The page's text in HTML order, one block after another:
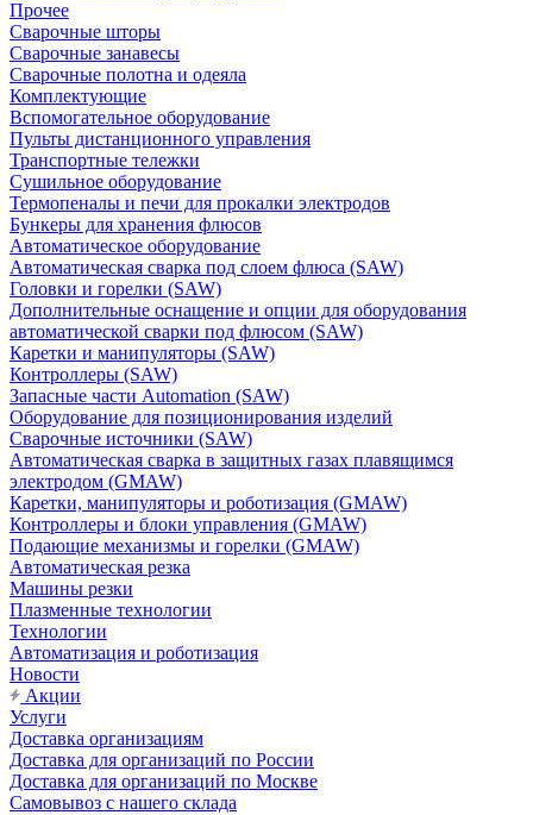
Прочее
Сварочные шторы
Сварочные занавесы
Сварочные полотна и одеяла
Комплектующие
Вспомогательное оборудование
Пульты дистанционного управления
Транспортные тележки
Сушильное оборудование
Термопеналы и печи для прокалки электродов
Бункеры для хранения флюсов
Автоматическое оборудование
Автоматическая сварка под слоем флюса (SAW)
Головки и горелки (SAW)
Дополнительные оснащение и опции для оборудования
автоматической сварки под флюсом (SAW)
Каретки и манипуляторы (SAW)
Контроллеры (SAW)
Запасные части Automation (SAW)
Оборудование для позиционирования изделий
Сварочные источники (SAW)
Автоматическая сварка в защитных газах плавящимся
электродом (GMAW)
Каретки, манипуляторы и роботизация (GMAW)
Контроллеры и блоки управления (GMAW)
Подающие механизмы и горелки (GMAW)
Автоматическая резка
Машины резки
Плазменные технологии
Технологии
Автоматизация и роботизация
Новости
Акции
Услуги
Доставка организациям
Доставка для организаций по России
Доставка для организаций по Москве
Самовывоз с нашего склада